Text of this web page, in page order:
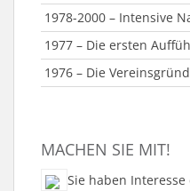
1978-2000 – Intensive
1977 – Die ersten
1976 – Die
MACHEN SIE MIT!
Sie haben